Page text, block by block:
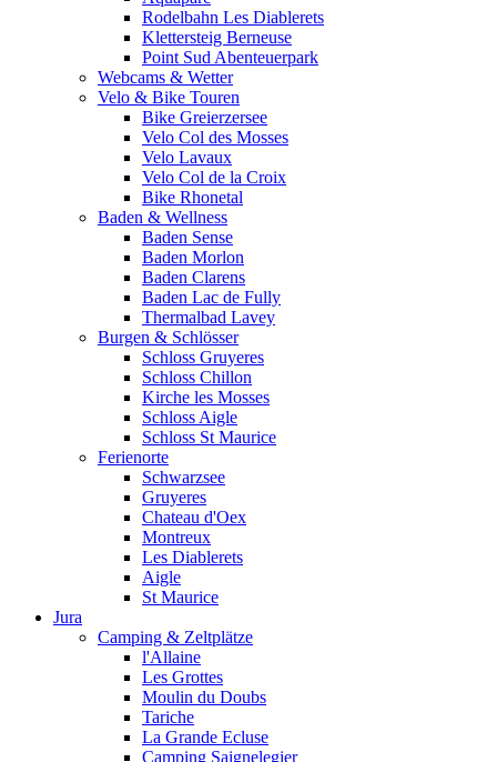
Rodelbahn Les Diablerets
Klettersteig Berneuse
Point Sud Abenteuerpark
Webcams & Wetter
Velo & Bike Touren
Bike Greierzersee
Velo Col des Mosses
Velo Lavaux
Velo Col de la Croix
Bike Rhonetal
Baden & Wellness
Baden Sense
Baden Morlon
Baden Clarens
Baden Lac de Fully
Thermalbad Lavey
Burgen & Schlösser
Schloss Gruyeres
Schloss Chillon
Kirche les Mosses
Schloss Aigle
Schloss St Maurice
Ferienorte
Schwarzsee
Gruyeres
Chateau d'Oex
Montreux
Les Diablerets
Aigle
St Maurice
Jura
Camping & Zeltplätze
l'Allaine
Les Grottes
Moulin du Doubs
Tariche
La Grande Ecluse
Camping Saignelegier